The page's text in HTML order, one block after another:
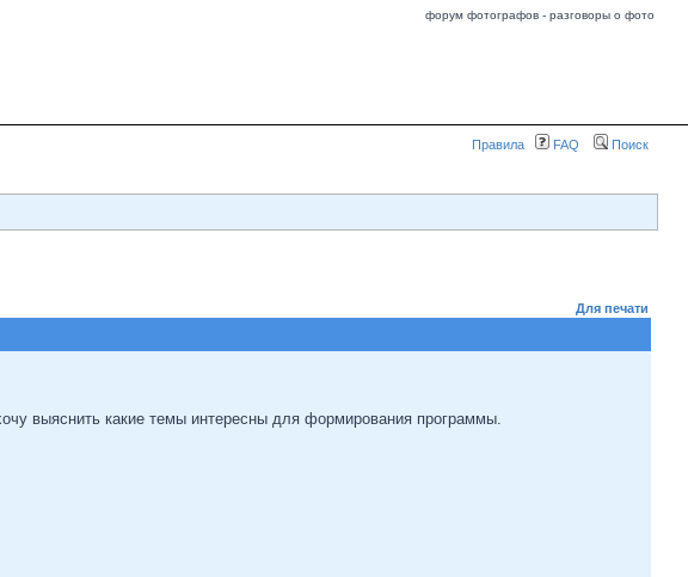
форум фотографов - разговоры о фото
Правила FAQ Поиск
Для печати
выяснить какие темы интересны для формирования программы.